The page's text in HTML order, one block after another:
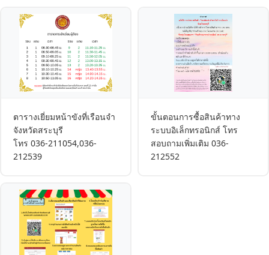
ตารางเยี่ยมหน้าขังที่เรือนจำ
จังหวัดสระบุรี
โทร 036-211054,036-
212539
ขั้นตอนการซื้อสินค้าทาง
ระบบอิเล็กทรอนิกส์ โทร
สอบถามเพิ่มเติม 036-
212552